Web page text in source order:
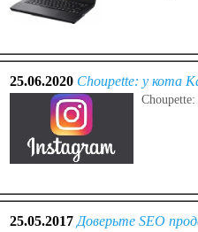
25.06.2020 Choupette: у кота
25.05.2017 Доверьте SEO